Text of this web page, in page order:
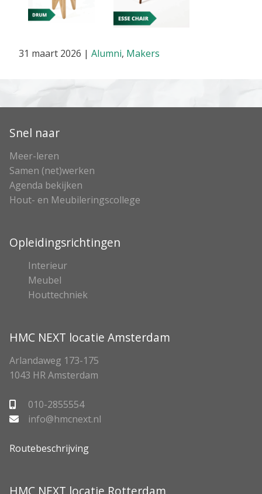
31 maart 2026 | Alumni, Makers
Snel naar
Meer-leren
Samen (net)werken
Agenda bekijken
Hout- en Meubileringscollege
Opleidingsrichtingen
Interieur
Meubel
Houttechniek
HMC NEXT locatie Amsterdam
Arlandaweg 173-175
1043 HR Amsterdam
010-2855554
info@hmcnext.nl
Routebeschrijving